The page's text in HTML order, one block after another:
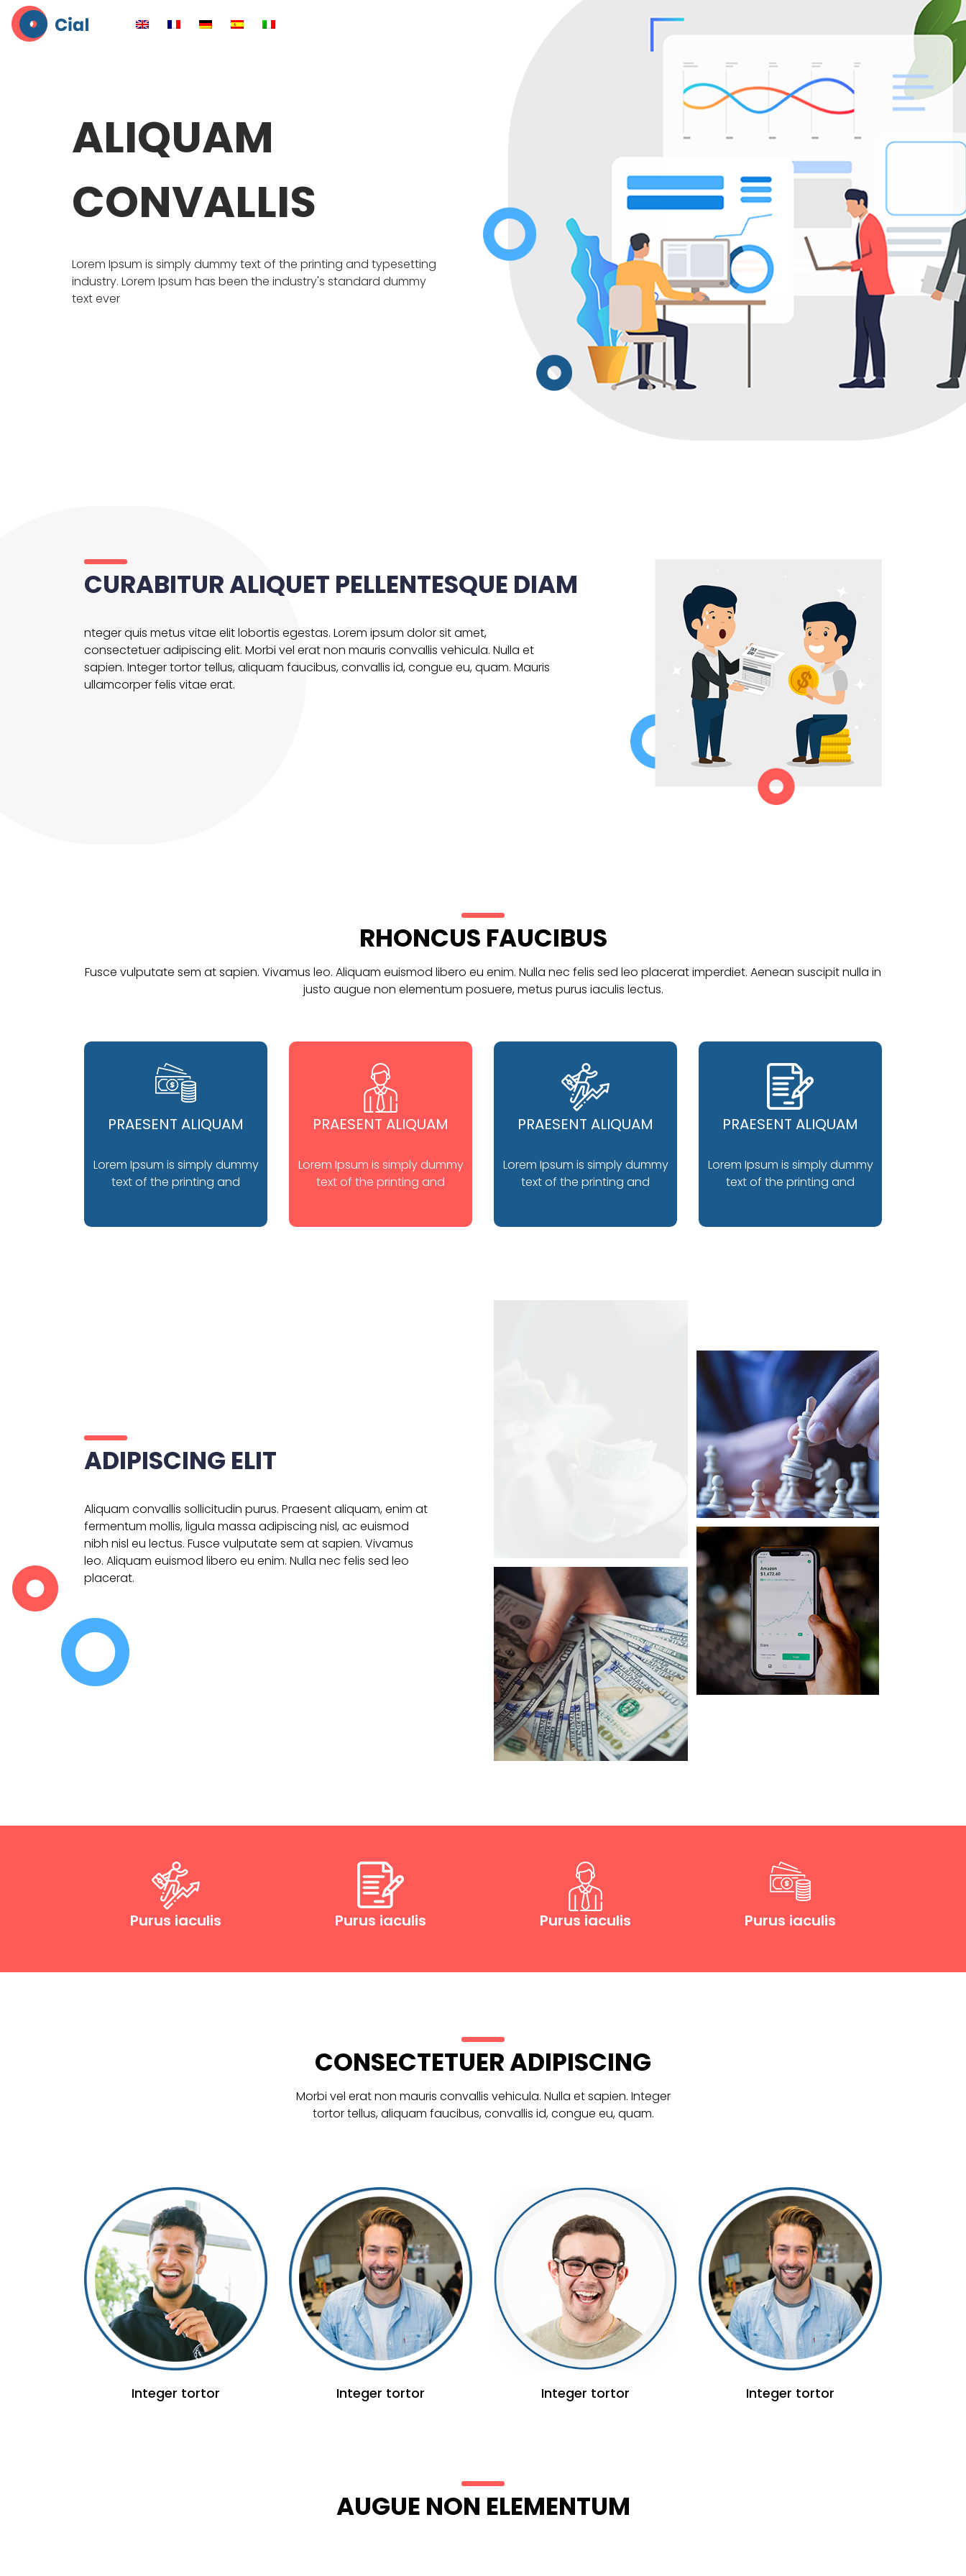
ALIQUAM
CONVALLIS
Lorem Ipsum is simply dummy text of the printing and typesetting
industry. Lorem Ipsum has been the industry's standard dummy
text ever
CURABITUR ALIQUET PELLENTESQUE DIAM
nteger quis metus vitae elit lobortis egestas. Lorem ipsum dolor sit amet,
consectetuer adipiscing elit. Morbi vel erat non mauris convallis vehicula. Nulla et
sapien. Integer tortor tellus, aliquam faucibus, convallis id, congue eu, quam. Mauris
ullamcorper felis vitae erat.
RHONCUS FAUCIBUS
Fusce vulputate sem at sapien. Vivamus leo. Aliquam euismod libero eu enim. Nulla nec felis sed leo placerat imperdiet. Aenean suscipit nulla in
justo augue non elementum posuere, metus purus iaculis lectus.
PRAESENT ALIQUAM
Lorem Ipsum is simply dummy
text of the printing and
PRAESENT ALIQUAM
Lorem Ipsum is simply dummy
text of the printing and
PRAESENT ALIQUAM
Lorem Ipsum is simply dummy
text of the printing and
PRAESENT ALIQUAM
Lorem Ipsum is simply dummy
text of the printing and
ADIPISCING ELIT
Aliquam convallis sollicitudin purus. Praesent aliquam, enim at
fermentum mollis, ligula massa adipiscing nisl, ac euismod
nibh nisl eu lectus. Fusce vulputate sem at sapien. Vivamus
leo. Aliquam euismod libero eu enim. Nulla nec felis sed leo
placerat.
Purus iaculis Purus iaculis Purus iaculis Purus iaculis
CONSECTETUER ADIPISCING
Morbi vel erat non mauris convallis vehicula. Nulla et sapien. Integer
tortor tellus, aliquam faucibus, convallis id, congue eu, quam.
Integer tortor Integer tortor Integer tortor Integer tortor
AUGUE NON ELEMENTUM